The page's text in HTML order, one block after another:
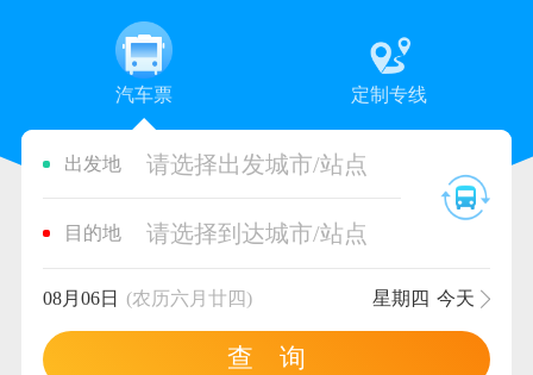
汽车票 定制专线
出发地 请选择出发城市/站点
目的地 请选择到达城市/站点
08月06日 (农历六月廿四) 星期四 今天
查 询